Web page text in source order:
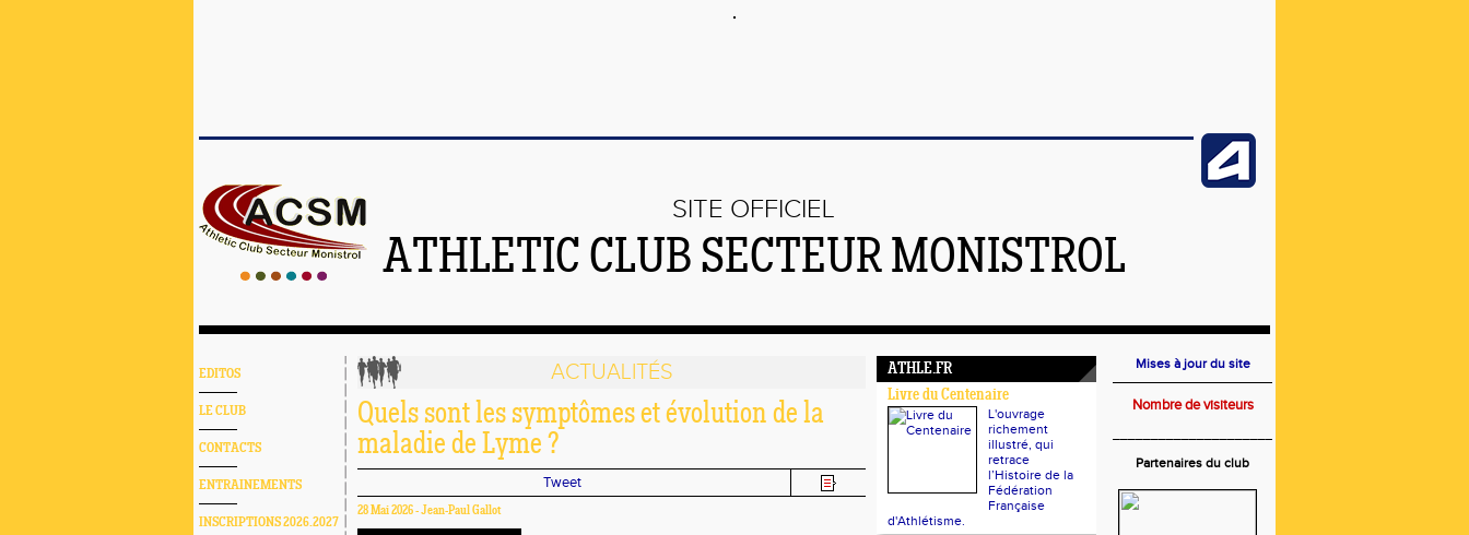
SITE OFFICIEL
ATHLETIC CLUB SECTEUR MONISTROL
EDITOS
LE CLUB
CONTACTS
ENTRAINEMENTS
INSCRIPTIONS 2026.2027
ACTUALITÉS
Quels sont les symptômes et évolution de la
maladie de Lyme ?
Tweet
28 Mai 2026 - Jean-Paul Gallot
ATHLE.FR
Livre du Centenaire
L'ouvrage
richement
illustré, qui
retrace
l’Histoire de la
Fédération
Française
d'Athlétisme.
Mises à jour du site
Nombre de visiteurs
Partenaires du club